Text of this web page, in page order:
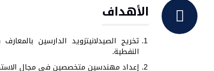
الأهداف
تخريج الصيدلانيتزويد الدارسين
النفطية.
إعداد مهندسين متخصصين في مجال